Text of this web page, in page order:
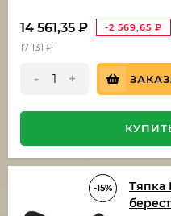
14 561,35 ₽ -2 569,65 ₽
17 131₽
- +
-15%
Тяпка